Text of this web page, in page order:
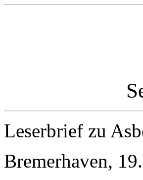
Leserbrief zu
Bremerhaven,